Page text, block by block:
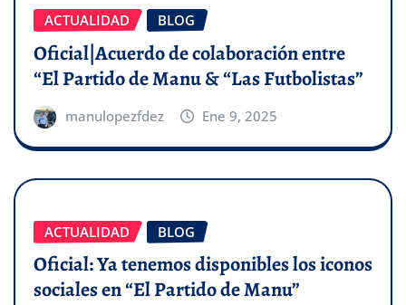
ACTUALIDAD BLOG
Oficial|Acuerdo de colaboración entre
“El Partido de Manu & “Las Futbolistas”
manulopezfdez Ene 9, 2025
ACTUALIDAD BLOG
Oficial: Ya tenemos disponibles los iconos
sociales en “El Partido de Manu”